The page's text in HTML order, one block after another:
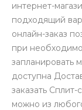
интернет-
подходящий
онлайн-заказ
при
запланировать
доступна
заказать
можно из